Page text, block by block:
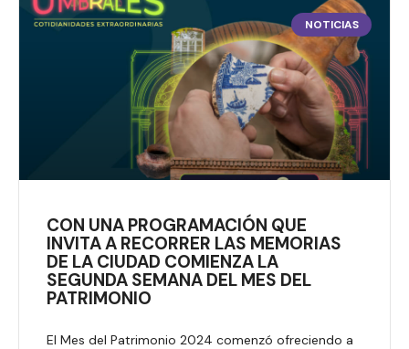
NOTICIAS
CON UNA PROGRAMACIÓN QUE
INVITA A RECORRER LAS MEMORIAS
DE LA CIUDAD COMIENZA LA
SEGUNDA SEMANA DEL MES DEL
PATRIMONIO
El Mes del Patrimonio 2024 comenzó ofreciendo a